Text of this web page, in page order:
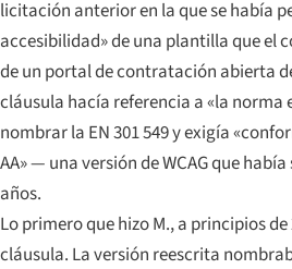
licitación anterior en la que se había
accesibilidad» de una plantilla que el
de un portal de contratación abierta
cláusula hacía referencia a «la norma
nombrar la EN 301 549 y exigía
AA» — una versión de WCAG que
años.
Lo primero que hizo M., a principios
cláusula. La versión reescrita